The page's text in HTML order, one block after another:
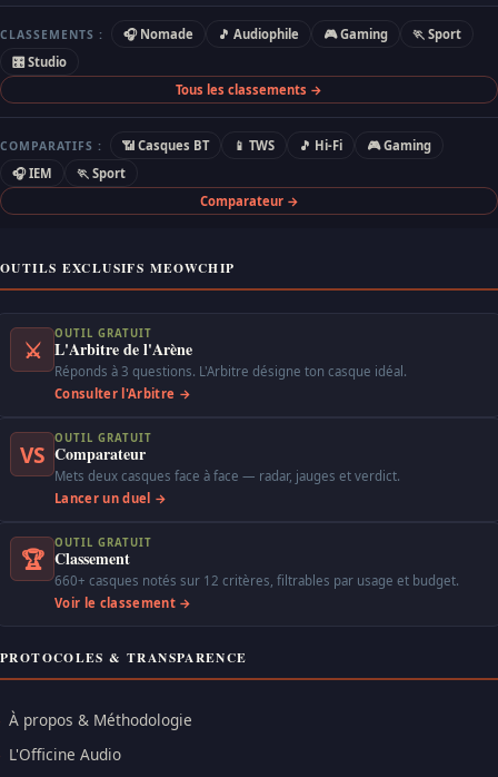
CLASSEMENTS : 🎧 Nomade 🎵 Audiophile 🎮 Gaming
🏃 Sport
🎛 Studio
Tous les classements →
COMPARATIFS : 📶 Casques BT 📱 TWS 🎵 Hi-Fi
🎮 Gaming
🎧 IEM
🏃 Sport
Comparateur →
OUTILS EXCLUSIFS MEOWCHIP
⚔
OUTIL GRATUIT
L'Arbitre de l'Arène
Réponds à 3 questions. L'Arbitre désigne ton casque idéal.
Consulter l'Arbitre →
VS
OUTIL GRATUIT
Comparateur
Mets deux casques face à face — radar, jauges et verdict.
Lancer un duel →
🏆
OUTIL GRATUIT
Classement
660+ casques notés sur 12 critères, filtrables par usage et budget.
Voir le classement →
PROTOCOLES & TRANSPARENCE
À propos & Méthodologie
L'Officine Audio